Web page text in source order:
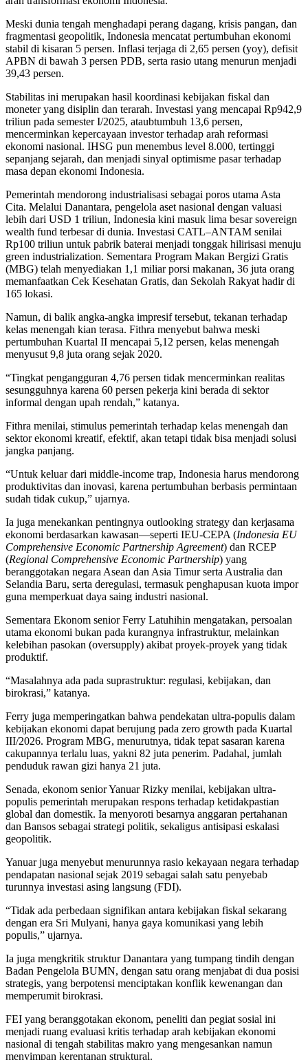
Meski dunia tengah menghadapi perang dagang, krisis pangan, dan
fragmentasi geopolitik, Indonesia mencatat pertumbuhan ekonomi
stabil di kisaran 5 persen. Inflasi terjaga di 2,65 persen (yoy), defisit
APBN di bawah 3 persen PDB, serta rasio utang menurun menjadi
39,43 persen.
Stabilitas ini merupakan hasil koordinasi kebijakan fiskal dan
moneter yang disiplin dan terarah. Investasi yang mencapai Rp942,9
triliun pada semester I/2025, ataubtumbuh 13,6 persen,
mencerminkan kepercayaan investor terhadap arah reformasi
ekonomi nasional. IHSG pun menembus level 8.000, tertinggi
sepanjang sejarah, dan menjadi sinyal optimisme pasar terhadap
masa depan ekonomi Indonesia.
Pemerintah mendorong industrialisasi sebagai poros utama Asta
Cita. Melalui Danantara, pengelola aset nasional dengan valuasi
lebih dari USD 1 triliun, Indonesia kini masuk lima besar sovereign
wealth fund terbesar di dunia. Investasi CATL–ANTAM senilai
Rp100 triliun untuk pabrik baterai menjadi tonggak hilirisasi menuju
green industrialization. Sementara Program Makan Bergizi Gratis
(MBG) telah menyediakan 1,1 miliar porsi makanan, 36 juta orang
memanfaatkan Cek Kesehatan Gratis, dan Sekolah Rakyat hadir di
165 lokasi.
Namun, di balik angka-angka impresif tersebut, tekanan terhadap
kelas menengah kian terasa. Fithra menyebut bahwa meski
pertumbuhan Kuartal II mencapai 5,12 persen, kelas menengah
menyusut 9,8 juta orang sejak 2020.
“Tingkat pengangguran 4,76 persen tidak mencerminkan realitas
sesungguhnya karena 60 persen pekerja kini berada di sektor
informal dengan upah rendah,” katanya.
Fithra menilai, stimulus pemerintah terhadap kelas menengah dan
sektor ekonomi kreatif, efektif, akan tetapi tidak bisa menjadi solusi
jangka panjang.
“Untuk keluar dari middle-income trap, Indonesia harus mendorong
produktivitas dan inovasi, karena pertumbuhan berbasis permintaan
sudah tidak cukup,” ujarnya.
Ia juga menekankan pentingnya outlooking strategy dan kerjasama
ekonomi berdasarkan kawasan—seperti IEU-CEPA (Indonesia EU
Comprehensive Economic Partnership Agreement) dan RCEP
(Regional Comprehensive Economic Partnership) yang
beranggotakan negara Asean dan Asia Timur serta Australia dan
Selandia Baru, serta deregulasi, termasuk penghapusan kuota impor
guna memperkuat daya saing industri nasional.
Sementara Ekonom senior Ferry Latuhihin mengatakan, persoalan
utama ekonomi bukan pada kurangnya infrastruktur, melainkan
kelebihan pasokan (oversupply) akibat proyek-proyek yang tidak
produktif.
“Masalahnya ada pada suprastruktur: regulasi, kebijakan, dan
birokrasi,” katanya.
Ferry juga memperingatkan bahwa pendekatan ultra-populis dalam
kebijakan ekonomi dapat berujung pada zero growth pada Kuartal
III/2026. Program MBG, menurutnya, tidak tepat sasaran karena
cakupannya terlalu luas, yakni 82 juta penerim. Padahal, jumlah
penduduk rawan gizi hanya 21 juta.
Senada, ekonom senior Yanuar Rizky menilai, kebijakan ultra-
populis pemerintah merupakan respons terhadap ketidakpastian
global dan domestik. Ia menyoroti besarnya anggaran pertahanan
dan Bansos sebagai strategi politik, sekaligus antisipasi eskalasi
geopolitik.
Yanuar juga menyebut menurunnya rasio kekayaan negara terhadap
pendapatan nasional sejak 2019 sebagai salah satu penyebab
turunnya investasi asing langsung (FDI).
“Tidak ada perbedaan signifikan antara kebijakan fiskal sekarang
dengan era Sri Mulyani, hanya gaya komunikasi yang lebih
populis,” ujarnya.
Ia juga mengkritik struktur Danantara yang tumpang tindih dengan
Badan Pengelola BUMN, dengan satu orang menjabat di dua posisi
strategis, yang berpotensi menciptakan konflik kewenangan dan
memperumit birokrasi.
FEI yang beranggotakan ekonom, peneliti dan pegiat sosial ini
menjadi ruang evaluasi kritis terhadap arah kebijakan ekonomi
nasional di tengah stabilitas makro yang mengesankan namun
menyimpan kerentanan struktural.